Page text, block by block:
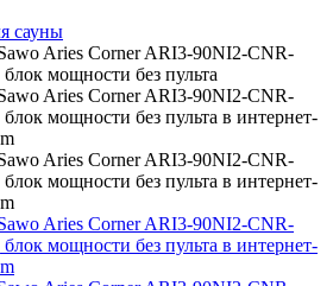
сауны
Aries Corner ARI3-90NI2-CNR-
мощности без пульта